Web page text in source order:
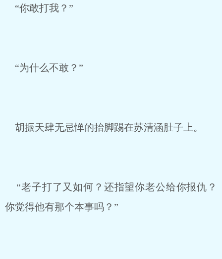
“你敢打我？”
“为什么不敢？”
胡振天肆无忌惮的抬脚踢在苏清涵肚子上。
“老子打了又如何？还指望你老公给你报仇？
你觉得他有那个本事吗？”